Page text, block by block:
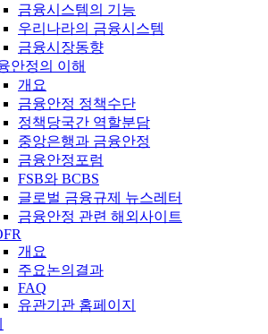
금융시스템의 기능
우리나라의 금융시스템
금융시장동향
안정의 이해
개요
금융안정 정책수단
정책당국간 역할분담
중앙은행과 금융안정
금융안정포럼
FSB와 BCBS
글로벌 금융규제 뉴스레터
금융안정 관련 해외사이트
개요
주요논의결과
FAQ
유관기관 홈페이지